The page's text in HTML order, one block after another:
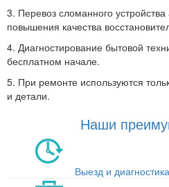
3. Перевоз сломанного
повышения качества
4. Диагностирование бытовой
бесплатном начале.
5. При ремонте используются
и детали.
Наши
Выезд и